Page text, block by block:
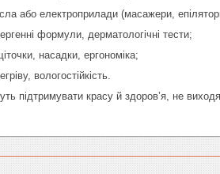
або електроприлади (масажери,
формули, дерматологічні тести;
насадки, ергономіка;
вологостійкість.
підтримувати красу й здоров’я, не